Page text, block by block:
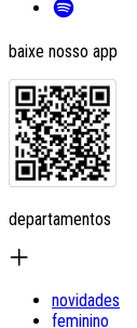
baixe nosso app
departamentos
novidades
feminino